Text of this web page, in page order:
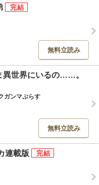
無料立読み
異世界にいるの……。
ガンマぷらす
無料立読み
連載版